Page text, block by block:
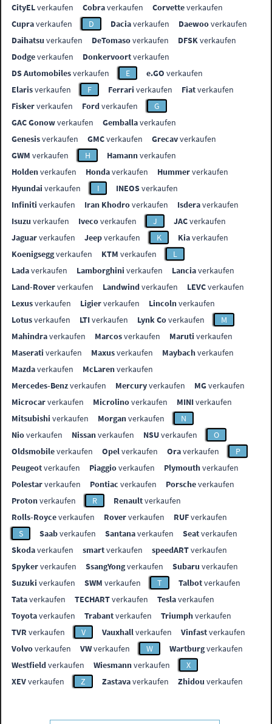
CityELverkaufen Cobraverkaufen Corvetteverkaufen
Cupraverkaufen D Daciaverkaufen Daewooverkaufen
Daihatsu verkaufen DeTomasoverkaufen DFSKverkaufen
Dodgeverkaufen Donkervoortverkaufen
DS Automobilesverkaufen E e.GO verkaufen
Elarisverkaufen F Ferrari verkaufen Fiatverkaufen
Fiskerverkaufen Fordverkaufen
G
GAC Gonowverkaufen Gemballaverkaufen
Genesisverkaufen GMCverkaufen Grecavverkaufen
GWM verkaufen H Hamannverkaufen
Holdenverkaufen Hondaverkaufen Hummerverkaufen
Hyundai verkaufen I INEOSverkaufen
Infiniti verkaufen Iran Khodroverkaufen Isderaverkaufen
Isuzu verkaufen Ivecoverkaufen J JACverkaufen
Jaguarverkaufen Jeepverkaufen K Kiaverkaufen
Koenigseggverkaufen KTM verkaufen
L
Ladaverkaufen Lamborghini verkaufen Lanciaverkaufen
Land-Roververkaufen Landwindverkaufen LEVCverkaufen
Lexusverkaufen Ligierverkaufen Lincolnverkaufen
Lotusverkaufen LTIverkaufen Lynk Coverkaufen
M
Mahindraverkaufen Marcosverkaufen Maruti verkaufen
Maserati verkaufen Maxusverkaufen Maybachverkaufen
Mazdaverkaufen McLarenverkaufen
Mercedes-Benzverkaufen Mercuryverkaufen MGverkaufen
Microcarverkaufen Microlinoverkaufen MINIverkaufen
Mitsubishi verkaufen Morganverkaufen
N
Nioverkaufen Nissanverkaufen NSUverkaufen
O
Oldsmobileverkaufen Opelverkaufen Oraverkaufen
P
Peugeotverkaufen Piaggioverkaufen Plymouthverkaufen
Polestarverkaufen Pontiac verkaufen Porscheverkaufen
Protonverkaufen R Renaultverkaufen
Rolls-Royceverkaufen Roververkaufen RUFverkaufen
S
Saabverkaufen Santanaverkaufen Seatverkaufen
Skodaverkaufen smartverkaufen speedARTverkaufen
Spykerverkaufen SsangYongverkaufen Subaru verkaufen
Suzuki verkaufen SWM verkaufen T Talbotverkaufen
Tataverkaufen TECHARTverkaufen Teslaverkaufen
Toyotaverkaufen Trabantverkaufen Triumphverkaufen
TVR verkaufen V Vauxhallverkaufen Vinfastverkaufen
Volvoverkaufen VWverkaufen W Wartburgverkaufen
Westfieldverkaufen Wiesmannverkaufen
X
XEVverkaufen Z Zastavaverkaufen Zhidou verkaufen